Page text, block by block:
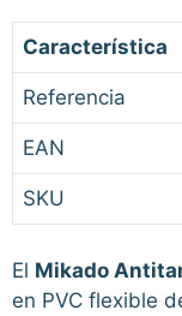
Característica
Referencia
EAN
SKU
El Mikado
en PVC flexible